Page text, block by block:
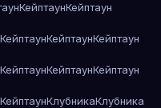
КейптаунКейптаун
КейптаунКейптаунКейптаун
КейптаунКейптаунКейптаун
КейптаунКлубникаКлубника